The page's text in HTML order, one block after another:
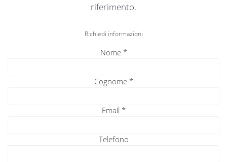
riferimento.
Richiedi informazioni
Nome *
Cognome *
Email *
Telefono